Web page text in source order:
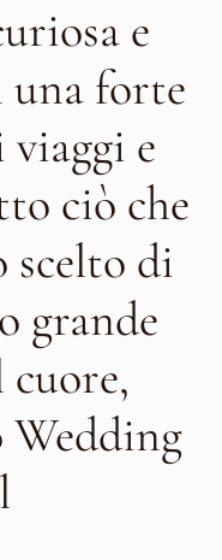
e
una forte
viaggi e
ciò che
scelto di
grande